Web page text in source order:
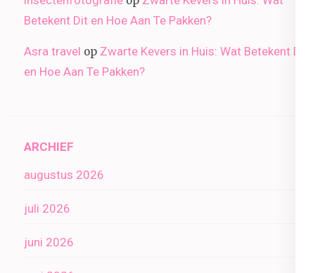
Betekent Dit en Hoe Aan Te Pakken?
Asra travel op Zwarte Kevers in Huis: Wat Betekent Dit
en Hoe Aan Te Pakken?
ARCHIEF
augustus 2026
juli 2026
juni 2026